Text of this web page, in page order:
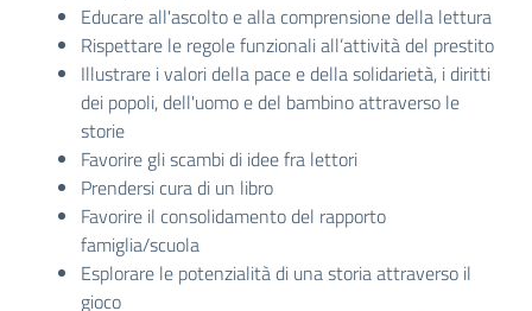
Educare all'ascolto e alla comprensione della lettura
Rispettare le regole funzionali all’attività del prestito
Illustrare i valori della pace e della solidarietà, i diritti
dei popoli, dell'uomo e del bambino attraverso le
storie
Favorire gli scambi di idee fra lettori
Prendersi cura di un libro
Favorire il consolidamento del rapporto
famiglia/scuola
Esplorare le potenzialità di una storia attraverso il
gioco